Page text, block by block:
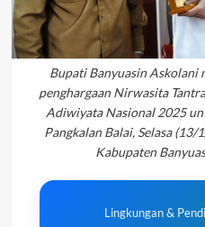
Bupati Banyuasin Askolani
penghargaan Nirwasita
Adiwiyata Nasional 2025
Pangkalan Balai, Selasa
Kabupaten
Lingkungan &